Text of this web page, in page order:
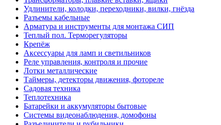
Удлинители, колодки, переходники, вилки, гнёзда
Разъемы кабельные
Арматура и инструменты для монтажа СИП
Теплый пол. Терморегуляторы
Крепёж
Аксессуары для ламп и светильников
Реле управления, контроля и прочие
Лотки металлические
Таймеры, детекторы движения, фотореле
Садовая техника
Теплотехника
Батарейки и аккумуляторы бытовые
Системы видеонаблюдения, домофоны